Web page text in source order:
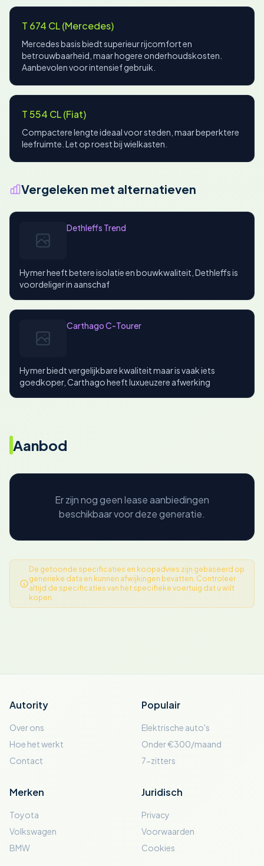
T 674 CL (Mercedes)
Mercedes basis biedt superieur rijcomfort en
betrouwbaarheid, maar hogere onderhoudskosten.
Aanbevolen voor intensief gebruik.
T 554 CL (Fiat)
Compactere lengte ideaal voor steden, maar beperktere
leefruimte. Let op roest bij wielkasten.
Vergeleken met alternatieven
Dethleffs Trend
Hymer heeft betere isolatie en bouwkwaliteit, Dethleffs is
voordeliger in aanschaf
Carthago C-Tourer
Hymer biedt vergelijkbare kwaliteit maar is vaak iets
goedkoper, Carthago heeft luxueuzere afwerking
Aanbod
Er zijn nog geen lease aanbiedingen
beschikbaar voor deze generatie.
De getoonde specificaties en koopadvies zijn gebaseerd op
generieke data en kunnen afwijkingen bevatten. Controleer
altijd de specificaties van het specifieke voertuig dat u wilt
kopen.
Autority
Over ons
Hoe het werkt
Contact
Populair
Elektrische auto's
Onder €300/maand
7-zitters
Merken
Toyota
Volkswagen
BMW
Juridisch
Privacy
Voorwaarden
Cookies